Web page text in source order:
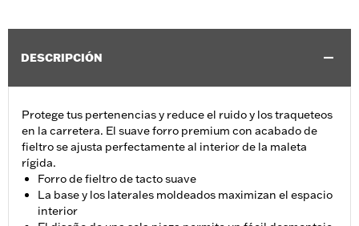
DESCRIPCIÓN
Protege tus pertenencias y reduce el ruido y los traqueteos
en la carretera. El suave forro premium con acabado de
fieltro se ajusta perfectamente al interior de la maleta
rígida.
Forro de fieltro de tacto suave
La base y los laterales moldeados maximizan el espacio
interior